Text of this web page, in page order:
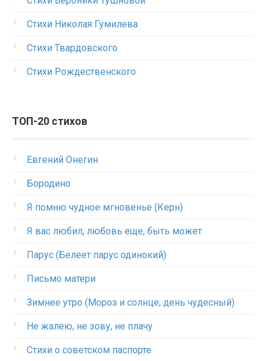
Стихи Николая Гумилева
Стихи Твардовского
Стихи Рождественского
ТОП-20 стихов
Евгений Онегин
Бородино
Я помню чудное мгновенье (Керн)
Я вас любил, любовь еще, быть может
Парус (Белеет парус одинокий)
Письмо матери
Зимнее утро (Мороз и солнце; день чудесный)
Не жалею, не зову, не плачу
Стихи о советском паспорте